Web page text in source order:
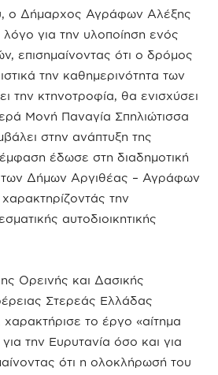
ο Δήμαρχος Αγράφων Αλέξης
για την υλοποίηση ενός
επισημαίνοντας ότι ο δρόμος
την καθημερινότητα των
την κτηνοτροφία, θα ενισχύσει
Μονή Παναγία Σπηλιώτισσα
στην ανάπτυξη της
έμφαση έδωσε στη διαδημοτική
των Δήμων Αργιθέας – Αγράφων
την
αυτοδιοικητικής
Ορεινής και Δασικής
Στερεάς Ελλάδας
το έργο «αίτημα
την Ευρυτανία όσο και για
ότι η ολοκλήρωσή του